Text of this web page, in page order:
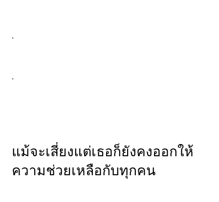
.
.
แม้จะเสี่ยงแต่เธอก็ยังคงออกให้
ความช่วยเหลือกับทุกคน